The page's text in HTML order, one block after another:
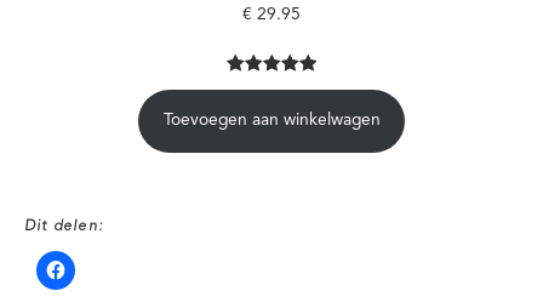
€ 29.95
Gewaardeer
d5.00op
3
Toevoegen aan winkelwagen
Dit delen: